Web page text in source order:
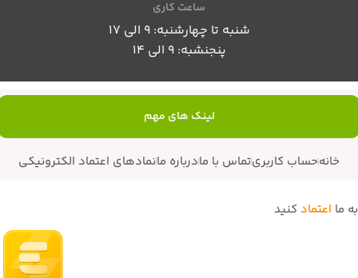
ساعت کاری
شنبه تا چهارشنبه: 9 الی 17
پنجنشبه: 9 الی 14
لینک های مهم
خانهحساب کاربریتماس با مادرباره مانمادهای اعتماد الکترونیکی
به ما اعتماد کنید